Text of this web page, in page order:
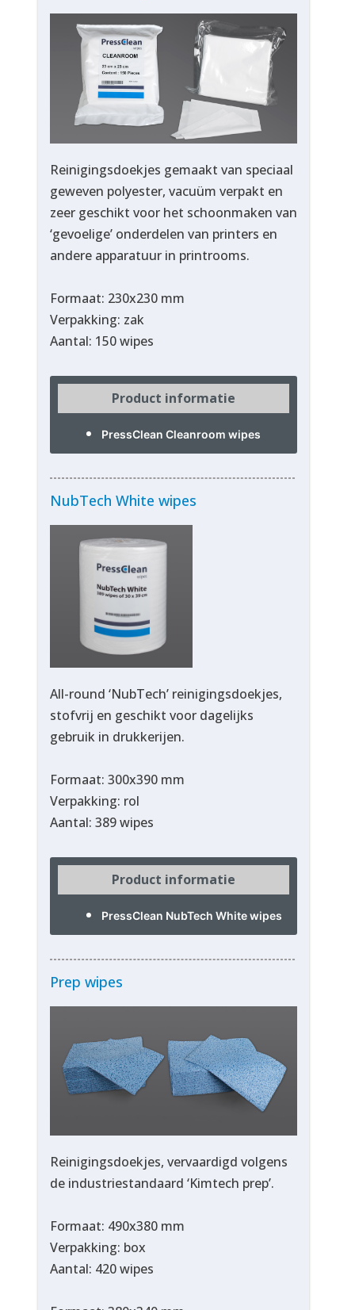
Reinigingsdoekjes gemaakt van speciaal
geweven polyester, vacuüm verpakt en
zeer geschikt voor het schoonmaken van
‘gevoelige’ onderdelen van printers en
andere apparatuur in printrooms.
Formaat: 230x230 mm
Verpakking: zak
Aantal: 150 wipes
Product informatie
PressClean Cleanroom wipes
NubTech White wipes
All-round ‘NubTech’ reinigingsdoekjes,
stofvrij en geschikt voor dagelijks
gebruik in drukkerijen.
Formaat: 300x390 mm
Verpakking: rol
Aantal: 389 wipes
Product informatie
PressClean NubTech White wipes
Prep wipes
Reinigingsdoekjes, vervaardigd volgens
de industriestandaard ‘Kimtech prep’.
Formaat: 490x380 mm
Verpakking: box
Aantal: 420 wipes